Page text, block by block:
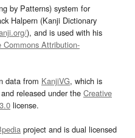
by Patterns) system for
Halpern (Kanji Dictionary
), and is used with his
Commons Attribution-
data from KanjiVG, which is
released under the Creative
license.
project and is dual licensed